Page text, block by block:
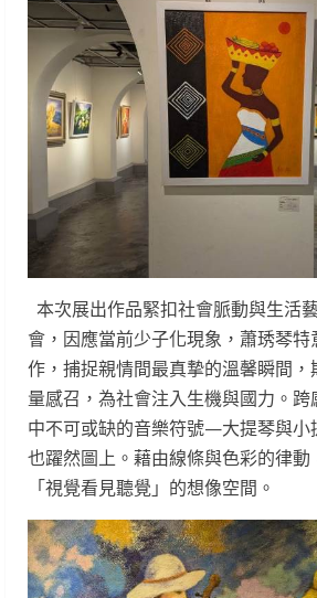
本次展出作品緊扣社會脈動與生活
會，因應當前少子化現象，蕭琇琴
作，捕捉親情間最真摯的溫馨瞬間，
量感召，為社會注入生機與國力。​
中不可或缺的音樂符號—大提琴與小
也躍然圖上。藉由線條與色彩的律動
「視覺看見聽覺」的想像空間。